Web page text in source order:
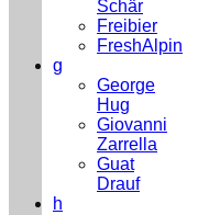
Schär
Freibier
FreshAlpin
g
George
Hug
Giovanni
Zarrella
Guat
Drauf
h